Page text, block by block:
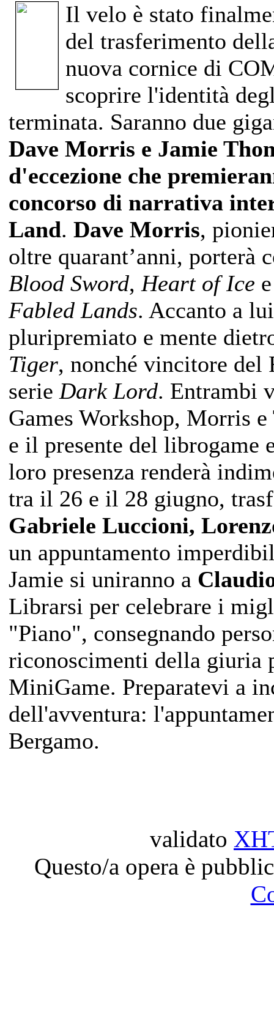
Il velo è stato
del trasferimento
nuova cornice di
scoprire l'identità
terminata. Saranno due
Dave Morris e Jamie
d'eccezione che
concorso di narrativa
Land. Dave Morris,
oltre quarant’anni, porterà
Blood Sword, Heart of Ice
Fabled Lands. Accanto a
pluripremiato e mente
Tiger, nonché vincitore del
serie Dark Lord. Entrambi
Games Workshop, Morris
e il presente del librogame
loro presenza renderà
tra il 26 e il 28 giugno,
Gabriele Luccioni,
un appuntamento
Jamie si uniranno a
Librarsi per celebrare i
"Piano", consegnando
riconoscimenti della giuria
MiniGame. Preparatevi a
dell'avventura:
Bergamo.
validato
Questo/a opera è